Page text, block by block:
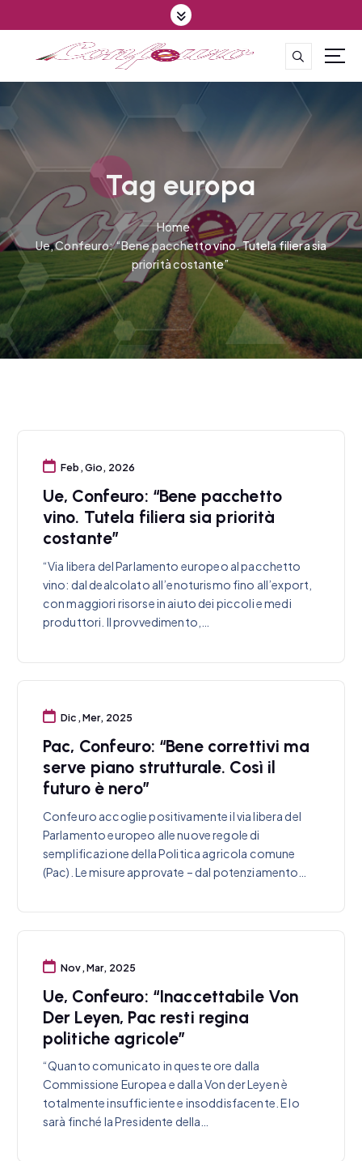
k
t
o
t
Tag europa
Home
Ue, Confeuro: “Bene pacchetto vino. Tutela filiera sia
priorità costante”
Feb, Gio, 2026
Ue, Confeuro: “Bene pacchetto
vino. Tutela filiera sia priorità
costante”
“Via libera del Parlamento europeo al pacchetto
vino: dal dealcolato all’enoturismo fino all’export,
con maggiori risorse in aiuto dei piccoli e medi
produttori. Il provvedimento,…
Dic, Mer, 2025
Pac, Confeuro: “Bene correttivi ma
serve piano strutturale. Così il
futuro è nero”
Confeuro accoglie positivamente il via libera del
Parlamento europeo alle nuove regole di
semplificazione della Politica agricola comune
(Pac). Le misure approvate – dal potenziamento…
Nov, Mar, 2025
Ue, Confeuro: “Inaccettabile Von
Der Leyen, Pac resti regina
politiche agricole”
“Quanto comunicato in queste ore dalla
Commissione Europea e dalla Von der Leyen è
totalmente insufficiente e insoddisfacente. E lo
sarà finché la Presidente della…